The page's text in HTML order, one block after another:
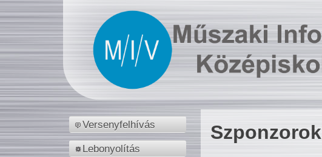
Versenyfelhívás
Lebonyolítás
Szponzorok